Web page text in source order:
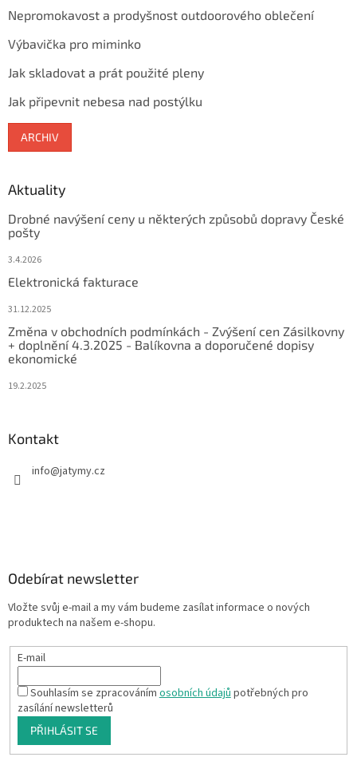
Nepromokavost a prodyšnost outdoorového oblečení
Výbavička pro miminko
Jak skladovat a prát použité pleny
Jak připevnit nebesa nad postýlku
ARCHIV
Aktuality
Drobné navýšení ceny u některých způsobů dopravy České
pošty
3.4.2026
Elektronická fakturace
31.12.2025
Změna v obchodních podmínkách - Zvýšení cen Zásilkovny
+ doplnění 4.3.2025 - Balíkovna a doporučené dopisy
ekonomické
19.2.2025
Kontakt
info@jatymy.cz
Odebírat newsletter
Vložte svůj e-mail a my vám budeme zasílat informace o nových
produktech na našem e-shopu.
E-mail
Souhlasím se zpracovánímosobních údajůpotřebných pro
zasílání newsletterů
PŘIHLÁSIT SE